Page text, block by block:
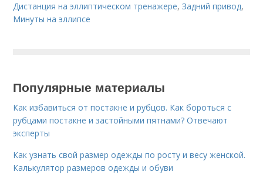
Дистанция на эллиптическом тренажере,Задний привод,
Минуты на эллипсе
Популярные материалы
Как избавиться от постакне и рубцов. Как бороться с
рубцами постакне и застойными пятнами? Отвечают
эксперты
Как узнать свой размер одежды по росту и весу женской.
Калькулятор размеров одежды и обуви